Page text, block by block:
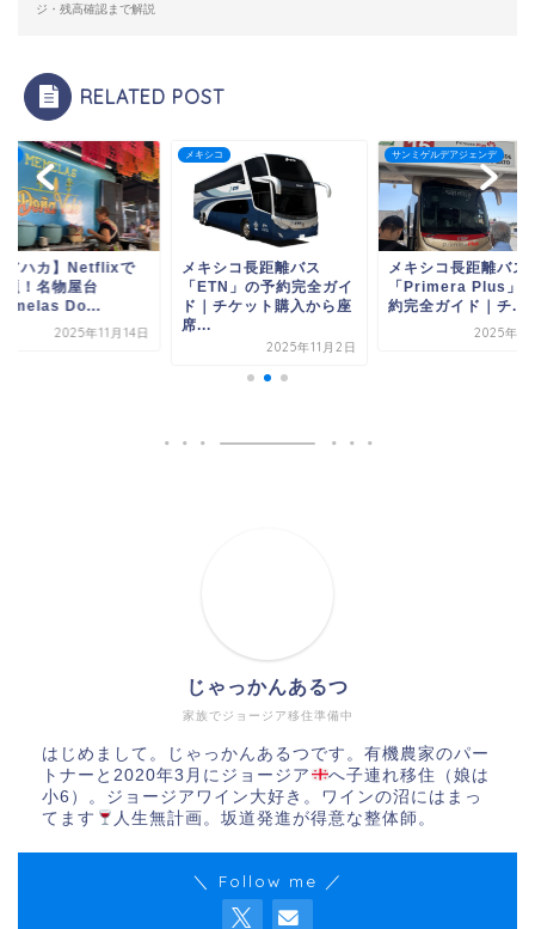
ジ・残高確認まで解説
RELATED POST
メキシコ
メキシコ長距離バス
「ETN」の予約完全ガイ
ド｜チケット購入から座
席...
サンミゲルデアジェンデ
メキシコ長距離バス
「Primera Plus」の予
約完全ガイド｜チ...
オアハカ
【オア
も話題
「
家族でジョージア移住準備中
じゃっかんあるつ
はじめまして。じゃっかんあるつです。有機農家のパー
トナーと2020年3月にジョージア
へ子連れ移住（娘は
小6）。ジョージアワイン大好き。ワインの沼にはまっ
てます
人生無計画。坂道発進が得意な整体師。
＼ Follow me ／